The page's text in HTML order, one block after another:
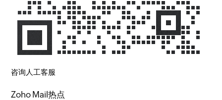
咨询人工客服
Zoho Mail热点